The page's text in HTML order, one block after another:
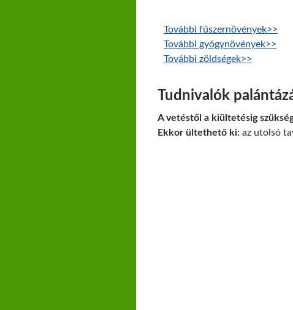
További fűszernövények>>
További gyógynövények>>
További zöldségek>>
Tudnivalók
A vetéstől a kiültetésig
Ekkor ültethető ki: az utolsó